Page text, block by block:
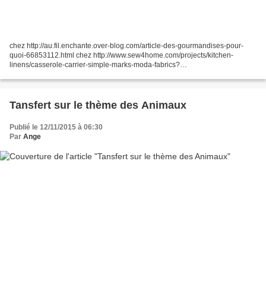
chez http://au.fil.enchante.over-blog.com/article-des-gourmandises-pour-
quoi-66853112.html chez http://www.sew4home.com/projects/kitchen-
linens/casserole-carrier-simple-marks-moda-fabrics?
20121210_eNewsletter12_9_2012&utm_medium=email...
Tansfert sur le thème des Animaux
Publié le 12/11/2015 à 06:30
Par Ange